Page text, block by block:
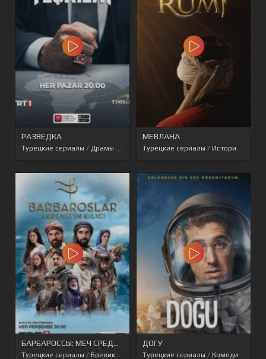
РАЗВЕДКА
Турецкие сериалы / Драмы Боевики/Перевод SesDizi /Перевод
МЕВЛАНА
Турецкие сериалы / Исторические
БАРБАРОССЫ: МЕЧ СРЕДИЗЕМНОМОРЬЯ
Турецкие сериалы / Боевики / Военные/Исторические /Приключения
ДОГУ
Турецкие сериалы / Комедии /